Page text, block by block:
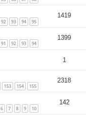
92 93 94 95
1419
91 92 93 94
1399
1
153 154 155
2318
6 7 8 9 10
142